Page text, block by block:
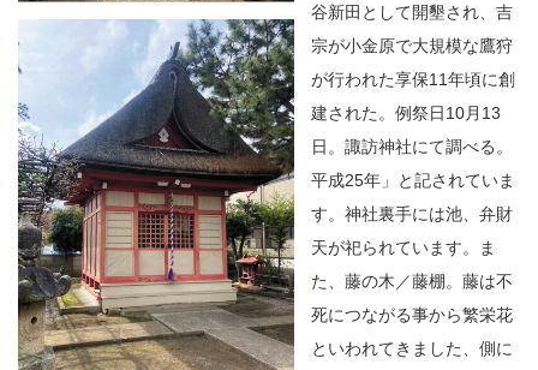
谷新田として開墾され、吉
宗が小金原で大規模な鷹狩
が行われた享保11年頃に創
建された。例祭日10月13
日。諏訪神社にて調べる。
平成25年」と記されていま
す。神社裏手には池、弁財
天が祀られています。ま
た、藤の木／藤棚。藤は不
死につながる事から繁栄花
といわれてきました、側に